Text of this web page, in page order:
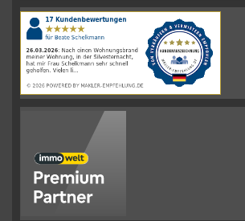
|110Schelkmann
ImmobilienBewertungen
auf
werkenntdenBESTEN.de